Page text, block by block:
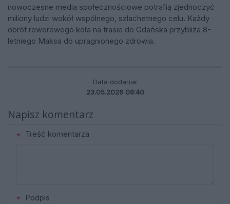
nowoczesne media społecznościowe potrafią zjednoczyć
miliony ludzi wokół wspólnego, szlachetnego celu. Każdy
obrót rowerowego koła na trasie do Gdańska przybliża 8-
letniego Maksa do upragnionego zdrowia.
Data dodania:
23.05.2026 08:40
Napisz komentarz
Treść komentarza
Podpis